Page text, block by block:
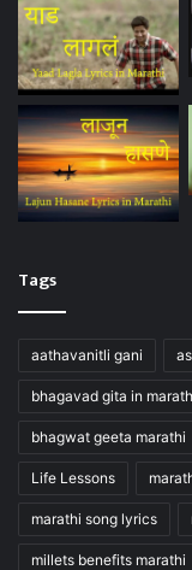
Tags
aathavanitli gani
bhagavad gita in
bhagwat geeta marathi
Life Lessons
marathi song lyrics
millets benefits marathi